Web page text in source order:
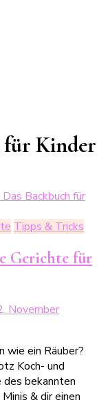
für Kinder
Tipps & Tricks
Gerichte für
November
wie ein Räuber?
Koch- und
des bekannten
& dir einen